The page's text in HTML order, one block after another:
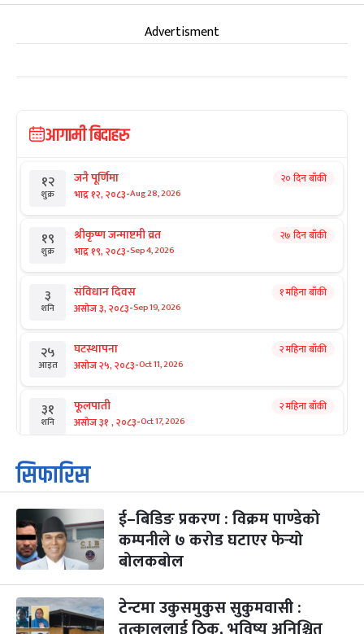
Advertisment
आगामी बिदाहरु
१२
शुक्र
जनै पूर्णिमा
भाद्र १२, २०८३-Aug 28, 2026
२० दिन बाँकी
१९
शुक्र
श्रीकृष्ण जन्माष्टमी व्रत
भाद्र १९, २०८३-Sep 4, 2026
२७ दिन बाँकी
३
शनि
संविधान दिवस
असोज ३, २०८३-Sep 19, 2026
१ महिना बाँकी
२५
आइत
घटस्थापना
असोज २५, २०८३-Oct 11, 2026
२ महिना बाँकी
३१
शनि
फूलपाती
असोज ३१ , २०८३-Oct 17, 2026
२ महिना बाँकी
१
आइत
कार्तिक सङ्क्रान्ति
कार्तिक १, २०८३
३
मंगल
महानवमी
कार्तिक ३, २०८३-Oct 20, 2026
२ महिना बाँकी
४
सिफारिस
ई–बिडिङ प्रकरण : विक्रम पाण्डेको
कम्पनीले ७ करोड घटाएर फेर्‍यो
बोलकबोल
टेन्टमा उकुसमुकुस सुकुमवासी :